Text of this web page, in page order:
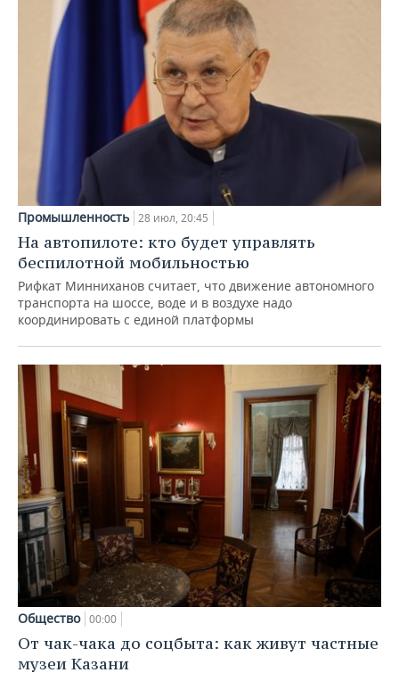
Промышленность 28 июл, 20:45
На автопилоте: кто будет управлять
беспилотной мобильностью
Рифкат Минниханов считает, что движение автономного
транспорта на шоссе, воде и в воздухе надо
координировать с единой платформы
Общество 00:00
От чак-чака до соцбыта: как живут частные
музеи Казани